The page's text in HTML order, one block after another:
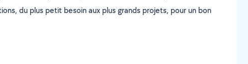
du plus petit besoin aux plus grands projets, pour un bon